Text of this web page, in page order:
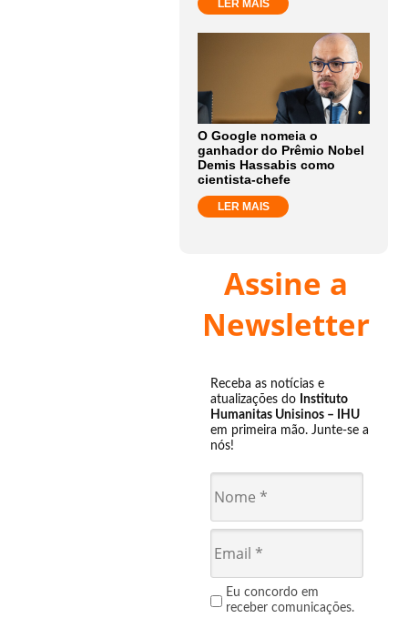
LER MAIS
O Google nomeia o
ganhador do Prêmio Nobel
Demis Hassabis como
cientista-chefe
LER MAIS
Assine a
Newsletter
Receba as notícias e
atualizações do Instituto
Humanitas Unisinos – IHU
em primeira mão. Junte-se a
nós!
Eu concordo em
receber comunicações.